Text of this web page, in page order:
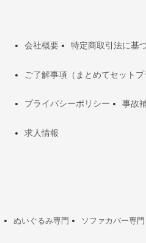
会社概要 特定商取引法に基
ご了解事項（まとめてセットプ
プライバシーポリシー 事故
求人情報
ぬいぐるみ専門 ソファカバー専門